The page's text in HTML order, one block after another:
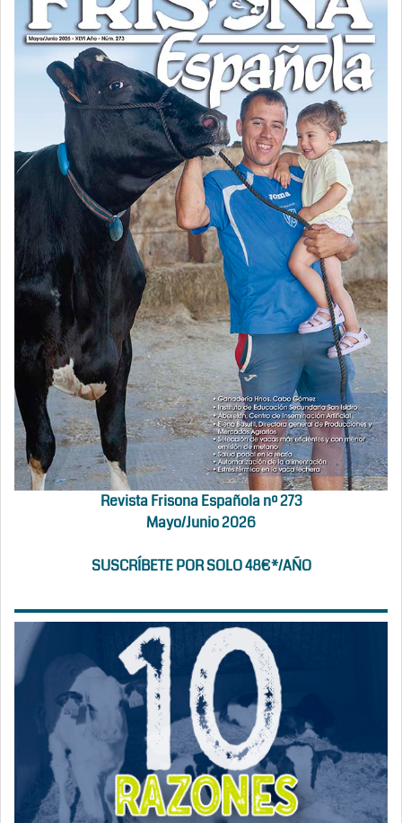
Revista Frisona Española nº 273
Mayo/Junio 2026
SUSCRÍBETE POR SOLO 48€*/AÑO